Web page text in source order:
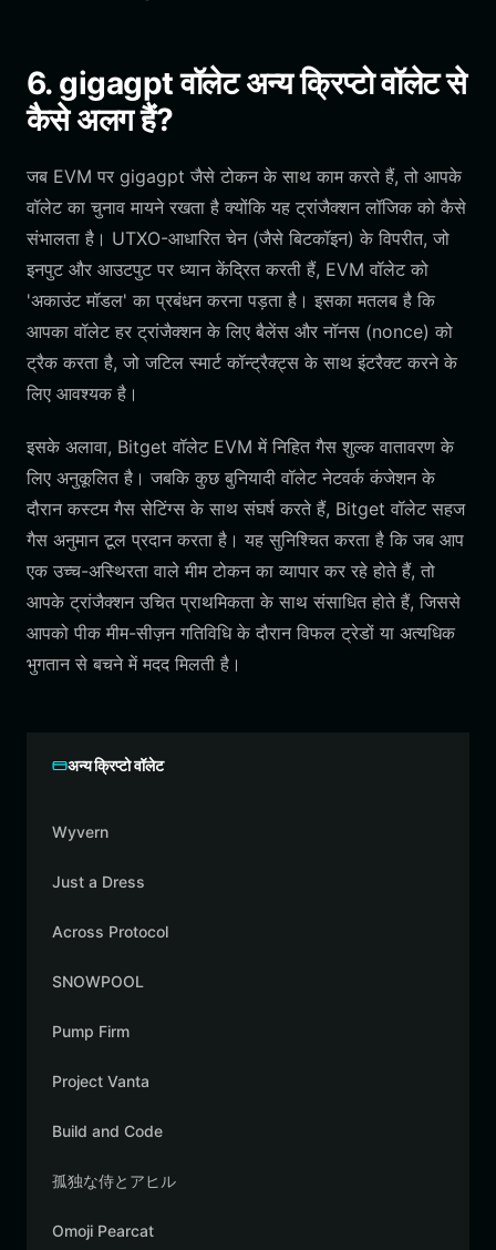
6. gigagpt वॉलेट अन्य क्रिप्टो वॉलेट से
कैसे अलग हैं?
जब EVM पर gigagpt जैसे टोकन के साथ काम करते हैं, तो आपके
वॉलेट का चुनाव मायने रखता है क्योंकि यह ट्रांजैक्शन लॉजिक को कैसे
संभालता है। UTXO-आधारित चेन (जैसे बिटकॉइन) के विपरीत, जो
इनपुट और आउटपुट पर ध्यान केंद्रित करती हैं, EVM वॉलेट को
'अकाउंट मॉडल' का प्रबंधन करना पड़ता है। इसका मतलब है कि
आपका वॉलेट हर ट्रांजैक्शन के लिए बैलेंस और नॉनस (nonce) को
ट्रैक करता है, जो जटिल स्मार्ट कॉन्ट्रैक्ट्स के साथ इंटरैक्ट करने के
लिए आवश्यक है।
इसके अलावा, Bitget वॉलेट EVM में निहित गैस शुल्क वातावरण के
लिए अनुकूलित है। जबकि कुछ बुनियादी वॉलेट नेटवर्क कंजेशन के
दौरान कस्टम गैस सेटिंग्स के साथ संघर्ष करते हैं, Bitget वॉलेट सहज
गैस अनुमान टूल प्रदान करता है। यह सुनिश्चित करता है कि जब आप
एक उच्च-अस्थिरता वाले मीम टोकन का व्यापार कर रहे होते हैं, तो
आपके ट्रांजैक्शन उचित प्राथमिकता के साथ संसाधित होते हैं, जिससे
आपको पीक मीम-सीज़न गतिविधि के दौरान विफल ट्रेडों या अत्यधिक
भुगतान से बचने में मदद मिलती है।
अन्य क्रिप्टो वॉलेट
Wyvern
Just a Dress
Across Protocol
SNOWPOOL
Pump Firm
Project Vanta
Build and Code
孤独な侍とアヒル
Omoji Pearcat